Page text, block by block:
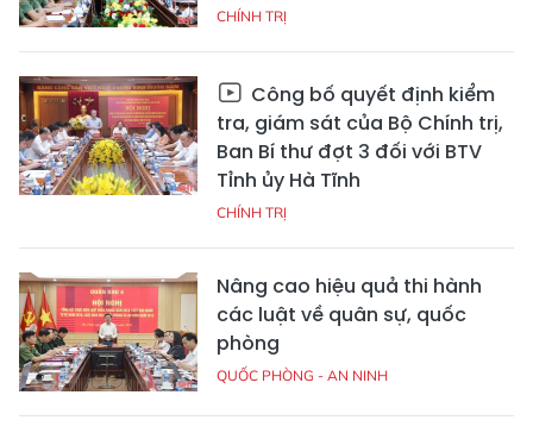
CHÍNH TRỊ
Công bố quyết định kiểm
tra, giám sát của Bộ Chính trị,
Ban Bí thư đợt 3 đối với BTV
Tỉnh ủy Hà Tĩnh
CHÍNH TRỊ
Nâng cao hiệu quả thi hành
các luật về quân sự, quốc
phòng
QUỐC PHÒNG - AN NINH